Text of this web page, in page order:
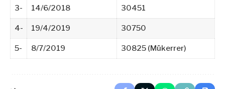
3- 14/6/2018 30451
4- 19/4/2019 30750
5- 8/7/2019 30825 (Mükerrer)